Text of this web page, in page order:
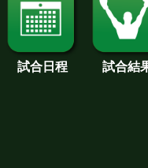
試合日程 試合結